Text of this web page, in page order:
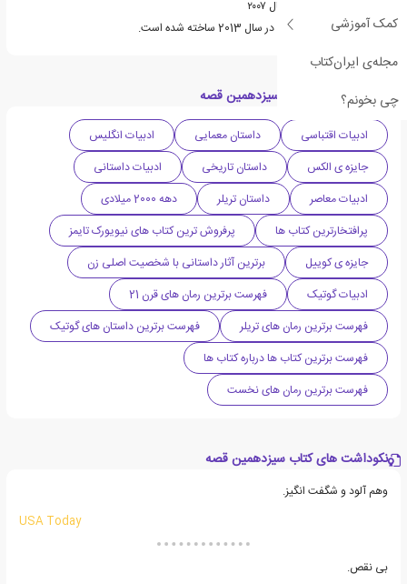
کمک آموزشی
مجله‌ی ایران‌کتاب
چی بخونم؟
برنده ی جایزه ی کوییل سال ۲۰۰۷
فیلمی بر اساس این کتاب در سال 2013 ساخته شده است.
دسته بندی های کتاب سیزدهمین قصه
ادبیات اقتباسی داستان معمایی
ادبیات انگلیس
جایزه ی الکس
داستان تاریخی
ادبیات داستانی
ادبیات معاصر
داستان تریلر
دهه 2000 میلادی
پرافتخارترین کتاب ها
پرفروش ترین کتاب های نیویورک تایمز
جایزه ی کوییل
برترین آثار داستانی با شخصیت اصلی زن
ادبیات گوتیک
فهرست برترین رمان های قرن 21
فهرست برترین رمان های تریلر
فهرست برترین داستان های گوتیک
فهرست برترین کتاب ها درباره کتاب ها
فهرست برترین رمان های نخست
نکوداشت های کتاب سیزدهمین قصه
وهم آلود و شگفت انگیز.
USA Today
بی نقص.